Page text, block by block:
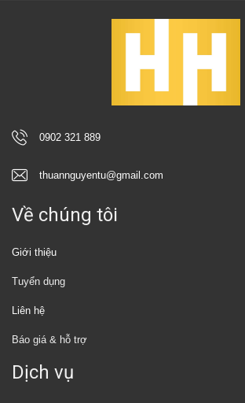
0902 321 889
thuannguyentu@gmail.com
Về chúng tôi
Giới thiệu
Tuyển dụng
Liên hệ
Báo giá & hỗ trợ
Dịch vụ